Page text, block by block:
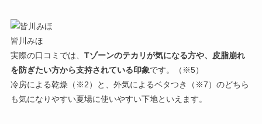
皆川みほ
実際の口コミでは、 Tゾーンのテカリが気になる方や、皮脂崩れ
を防ぎたい方から支持されている印象です。（※5）
冷房による乾燥（※2）と、外気によるベタつき（※7）のどちら
も気になりやすい夏場に使いやすい下地といえます。